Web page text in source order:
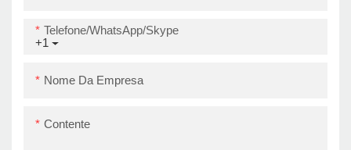
+1
Telefone/WhatsApp/Skype
Nome Da Empresa
Contente